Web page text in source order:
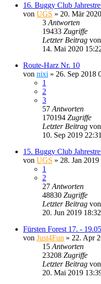
16. Buggy Club
von UGS » 20. Mär
3 Antworten
19433 Zugriffe
Letzter Beitrag von
14. Mai 2020
Route-Harz Nr. 10
von nixi » 26. Sep 2018
1
2
3
57 Antworten
170194 Zugriffe
Letzter Beitrag von
10. Sep 2019 22:31
15. Buggy Club
von UGS » 28. Jan 2019
1
2
27 Antworten
48830 Zugriffe
Letzter Beitrag von
20. Jun 2019 18:32
Fürsten Forest 17. -
von Just4Fun » 22. Apr
15 Antworten
23208 Zugriffe
Letzter Beitrag von
20. Mai 2019